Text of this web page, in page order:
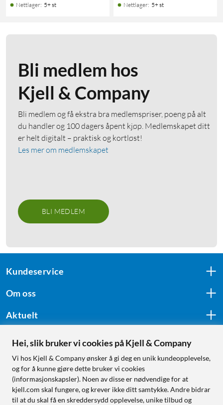
Nettlager: 5+ st Nettlager: 5+ st
Bli medlem hos
Kjell & Company
Bli medlem og få ekstra bra medlemspriser, poeng på alt
du handler og 100 dagers åpent kjøp. Medlemskapet ditt
er helt digitalt – praktisk og kortløst!
Les mer om medlemskapet
BLI MEDLEM
Kundeservice
Om oss
Aktuelt
Følg oss
Handle fra:
Hei, slik bruker vi cookies på Kjell & Company
Vi hos Kjell & Company ønsker å gi deg en unik kundeopplevelse,
og for å kunne gjøre dette bruker vi cookies
(informasjonskapsler). Noen av disse er nødvendige for at
kjell.com skal fungere, og krever ikke ditt samtykke. Andre bidrar
til at du skal få en skreddersydd opplevelse, unike tilbud og